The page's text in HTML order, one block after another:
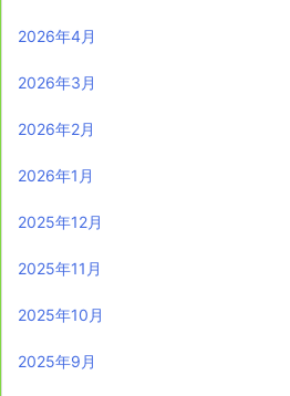
2026年4月
2026年3月
2026年2月
2026年1月
2025年12月
2025年11月
2025年10月
2025年9月